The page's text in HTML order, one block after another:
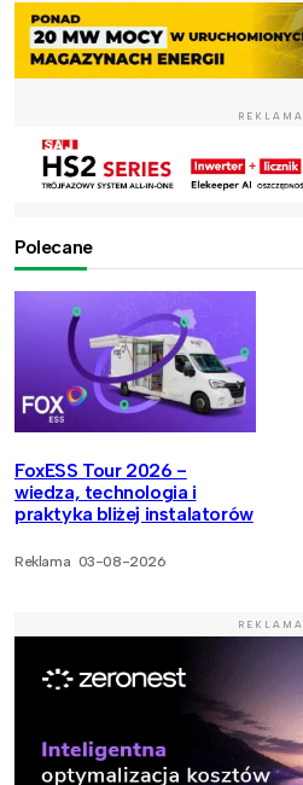
REKLAMA
Polecane
FoxESS Tour 2026 -
wiedza, technologia i
praktyka bliżej instalatorów
Reklama 03-08-2026
REKLAMA